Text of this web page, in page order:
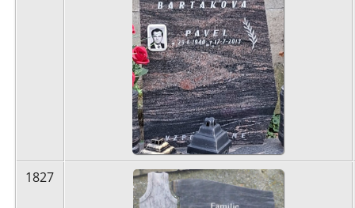
1827